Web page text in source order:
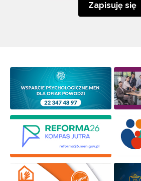
Zapisuję się